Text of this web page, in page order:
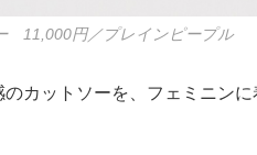
11,000円／プレインピープル
カットソーを、フェミニンに